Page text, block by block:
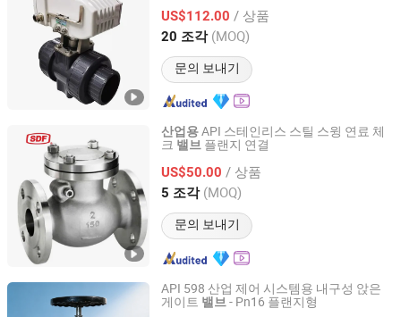
US$112.00 / 상품
20 조각 (MOQ)
문의 보내기
Zhejiang, China 이후 2018
산업용API 스테인리스 스틸 스윙 연료 체
크 밸브 플랜지 연결
US$50.00 / 상품
5 조각 (MOQ)
문의 보내기
Shanghai Power Plant Valve Factory Co., Ltd.
Shanghai, China 이후 2026
API 598 산업 제어 시스템용 내구성 앉은
게이트 밸브 - Pn16 플랜지형
Shanghai Zentif Valve Group Co., Ltd.